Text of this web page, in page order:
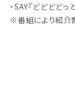
・SAY『どどどどっ
※番組により紹介